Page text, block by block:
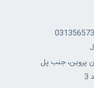
پروين، جنب پل